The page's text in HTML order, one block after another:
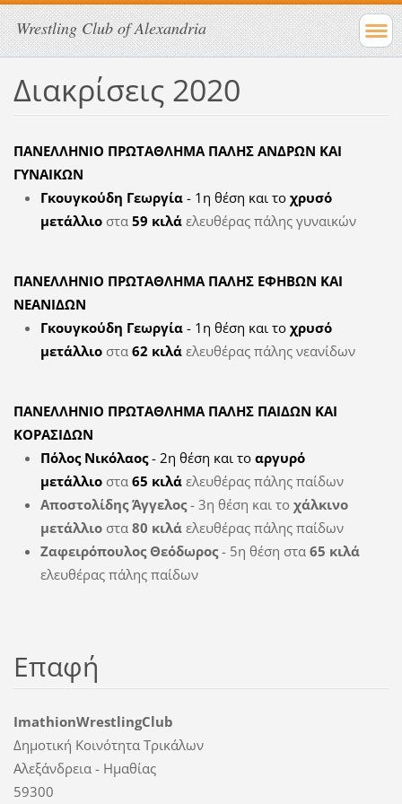
Wrestling Club of Alexandria
Διακρίσεις 2020
ΠΑΝΕΛΛΗΝΙΟ ΠΡΩΤΑΘΛΗΜΑ ΠΑΛΗΣ ΑΝΔΡΩΝ ΚΑΙ
ΓΥΝΑΙΚΩΝ
Γκουγκούδη Γεωργία- 1η θέση και το χρυσό
μετάλλιοστα 59 κιλάελευθέρας πάλης γυναικών
ΠΑΝΕΛΛΗΝΙΟ ΠΡΩΤΑΘΛΗΜΑ ΠΑΛΗΣ ΕΦΗΒΩΝ ΚΑΙ
ΝΕΑΝΙΔΩΝ
Γκουγκούδη Γεωργία- 1η θέση και το χρυσό
μετάλλιοστα 62 κιλάελευθέρας πάλης νεανίδων
ΠΑΝΕΛΛΗΝΙΟ ΠΡΩΤΑΘΛΗΜΑ ΠΑΛΗΣ ΠΑΙΔΩΝ ΚΑΙ
ΚΟΡΑΣΙΔΩΝ
Πόλος Νικόλαος- 2η θέση και το αργυρό
μετάλλιοστα 65 κιλάελευθέρας πάλης παίδων
Αποστολίδης Άγγελος- 3η θέση και το χάλκινο
μετάλλιοστα 80 κιλάελευθέρας πάλης παίδων
Ζαφειρόπουλος Θεόδωρος- 5η θέση στα 65 κιλά
ελευθέρας πάλης παίδων
Επαφή
ImathionWrestlingClub
Δημοτική Κοινότητα Τρικάλων
Αλεξάνδρεια - Ημαθίας
59300